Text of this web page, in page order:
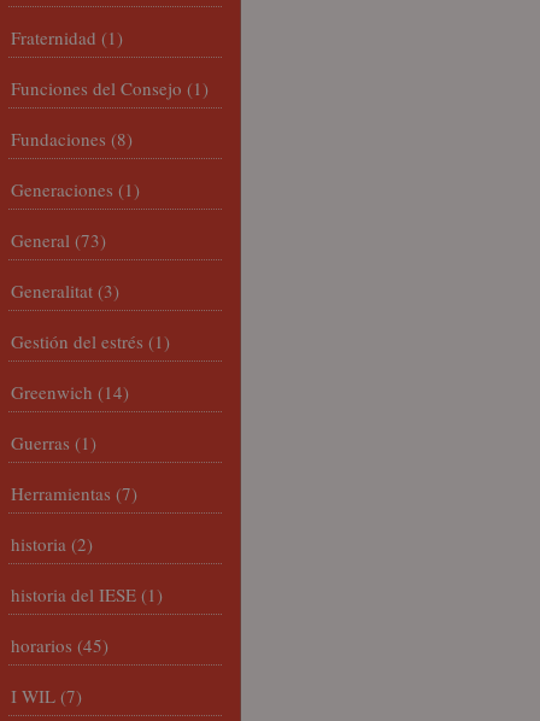
Fraternidad (1)
Funciones del Consejo (1)
Fundaciones (8)
Generaciones (1)
General (73)
Generalitat (3)
Gestión del estrés (1)
Greenwich (14)
Guerras (1)
Herramientas (7)
historia (2)
historia del IESE (1)
horarios (45)
I WIL (7)